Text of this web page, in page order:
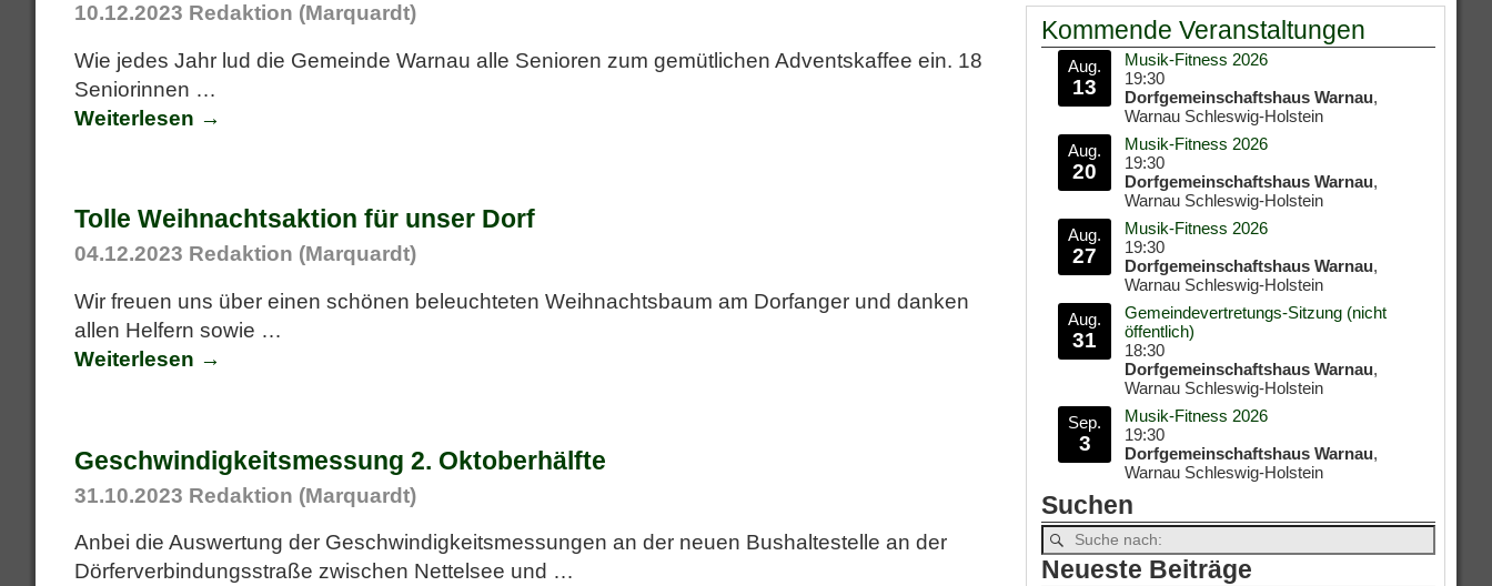
10.12.2023 Redaktion (Marquardt)
Wie jedes Jahr lud die Gemeinde Warnau alle Senioren zum gemütlichen Adventskaffee ein. 18
Seniorinnen …
Weiterlesen →
Tolle Weihnachtsaktion für unser Dorf
04.12.2023 Redaktion (Marquardt)
Wir freuen uns über einen schönen beleuchteten Weihnachtsbaum am Dorfanger und danken
allen Helfern sowie …
Weiterlesen →
Geschwindigkeitsmessung 2. Oktoberhälfte
31.10.2023 Redaktion (Marquardt)
Anbei die Auswertung der Geschwindigkeitsmessungen an der neuen Bushaltestelle an der
Dörferverbindungsstraße zwischen Nettelsee und …
Kommende Veranstaltungen
Aug.
13
Musik-Fitness 2026
19:30
Dorfgemeinschaftshaus Warnau,
Warnau Schleswig-Holstein
Aug.
20
Musik-Fitness 2026
19:30
Dorfgemeinschaftshaus Warnau,
Warnau Schleswig-Holstein
Aug.
27
Musik-Fitness 2026
19:30
Dorfgemeinschaftshaus Warnau,
Warnau Schleswig-Holstein
Aug.
31
Gemeindevertretungs-Sitzung (nicht
öffentlich)
18:30
Dorfgemeinschaftshaus Warnau,
Warnau Schleswig-Holstein
Sep.
3
Musik-Fitness 2026
19:30
Dorfgemeinschaftshaus Warnau,
Warnau Schleswig-Holstein
Suchen
Neueste Beiträge